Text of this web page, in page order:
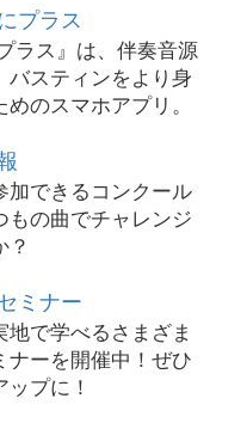
プラス
ラス』は、伴奏音源
バスティンをより身
のスマホアプリ。
加できるコンクール
もの曲でチャレンジ
？
ミナー
地で学べるさまざま
ナーを開催中！ぜひ
プに！